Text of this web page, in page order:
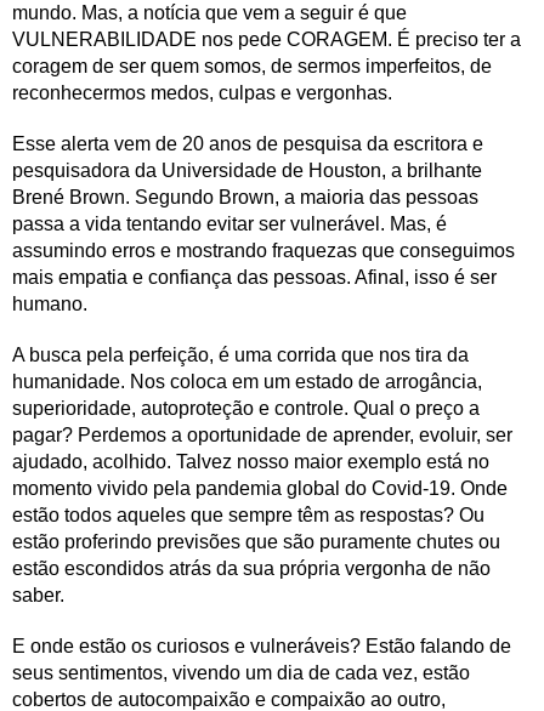
mundo. Mas, a notícia que vem a seguir é que
VULNERABILIDADE nos pede CORAGEM. É preciso ter a
coragem de ser quem somos, de sermos imperfeitos, de
reconhecermos medos, culpas e vergonhas.
Esse alerta vem de 20 anos de pesquisa da escritora e
pesquisadora da Universidade de Houston, a brilhante
Brené Brown. Segundo Brown, a maioria das pessoas
passa a vida tentando evitar ser vulnerável. Mas, é
assumindo erros e mostrando fraquezas que conseguimos
mais empatia e confiança das pessoas. Afinal, isso é ser
humano.
A busca pela perfeição, é uma corrida que nos tira da
humanidade. Nos coloca em um estado de arrogância,
superioridade, autoproteção e controle. Qual o preço a
pagar? Perdemos a oportunidade de aprender, evoluir, ser
ajudado, acolhido. Talvez nosso maior exemplo está no
momento vivido pela pandemia global do Covid-19. Onde
estão todos aqueles que sempre têm as respostas? Ou
estão proferindo previsões que são puramente chutes ou
estão escondidos atrás da sua própria vergonha de não
saber.
E onde estão os curiosos e vulneráveis? Estão falando de
seus sentimentos, vivendo um dia de cada vez, estão
cobertos de autocompaixão e compaixão ao outro,